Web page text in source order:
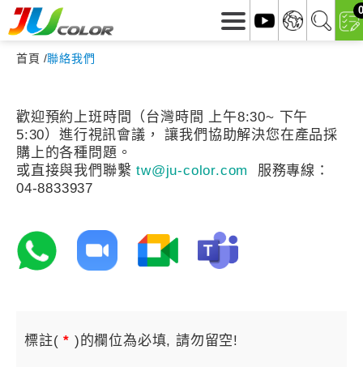
0
首頁 聯絡我們
歡迎預約上班時間（台灣時間 上午8:30~ 下午
5:30）進行視訊會議， 讓我們協助解決您在產品採
購上的各種問題。
或直接與我們聯繫tw@ju-color.com
服務專線：
04-8833937
標註( * )的欄位為必填, 請勿留空!